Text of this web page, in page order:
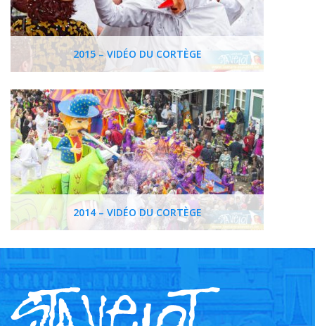
2015 – VIDÉO DU CORTÈGE
2014 – VIDÉO DU CORTÈGE